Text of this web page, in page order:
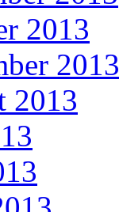
2013
2013
2013